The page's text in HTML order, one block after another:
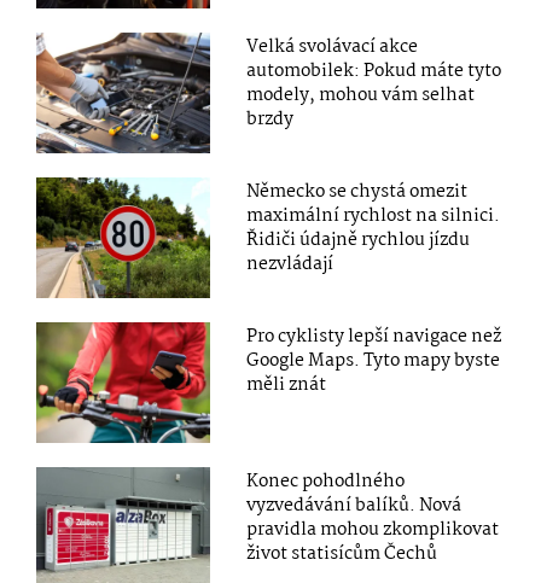
Velká svolávací akce
automobilek: Pokud máte tyto
modely, mohou vám selhat
brzdy
Německo se chystá omezit
maximální rychlost na silnici.
Řidiči údajně rychlou jízdu
nezvládají
Pro cyklisty lepší navigace než
Google Maps. Tyto mapy byste
měli znát
Konec pohodlného
vyzvedávání balíků. Nová
pravidla mohou zkomplikovat
život statisícům Čechů